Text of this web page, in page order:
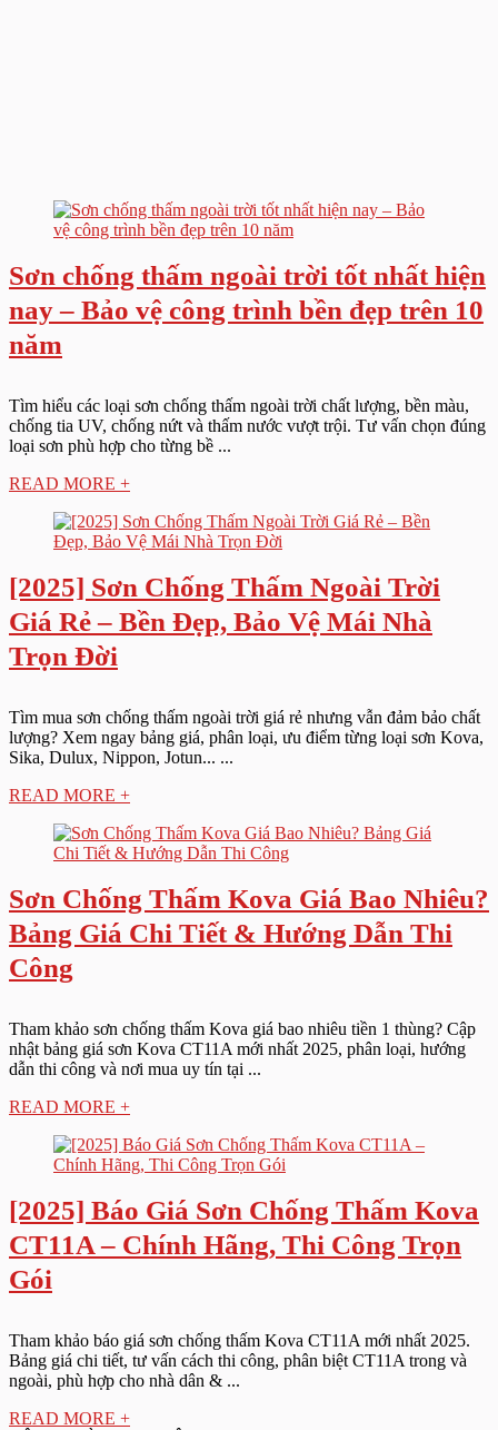
Sơn chống thấm ngoài trời tốt nhất hiện
nay – Bảo vệ công trình bền đẹp trên 10
năm
Tìm hiểu các loại sơn chống thấm ngoài trời chất lượng, bền màu,
chống tia UV, chống nứt và thấm nước vượt trội. Tư vấn chọn đúng
loại sơn phù hợp cho từng bề ...
READ MORE +
[2025] Sơn Chống Thấm Ngoài Trời
Giá Rẻ – Bền Đẹp, Bảo Vệ Mái Nhà
Trọn Đời
Tìm mua sơn chống thấm ngoài trời giá rẻ nhưng vẫn đảm bảo chất
lượng? Xem ngay bảng giá, phân loại, ưu điểm từng loại sơn Kova,
Sika, Dulux, Nippon, Jotun... ...
READ MORE +
Sơn Chống Thấm Kova Giá Bao Nhiêu?
Bảng Giá Chi Tiết & Hướng Dẫn Thi
Công
Tham khảo sơn chống thấm Kova giá bao nhiêu tiền 1 thùng? Cập
nhật bảng giá sơn Kova CT11A mới nhất 2025, phân loại, hướng
dẫn thi công và nơi mua uy tín tại ...
READ MORE +
[2025] Báo Giá Sơn Chống Thấm Kova
CT11A – Chính Hãng, Thi Công Trọn
Gói
Tham khảo báo giá sơn chống thấm Kova CT11A mới nhất 2025.
Bảng giá chi tiết, tư vấn cách thi công, phân biệt CT11A trong và
ngoài, phù hợp cho nhà dân & ...
READ MORE +